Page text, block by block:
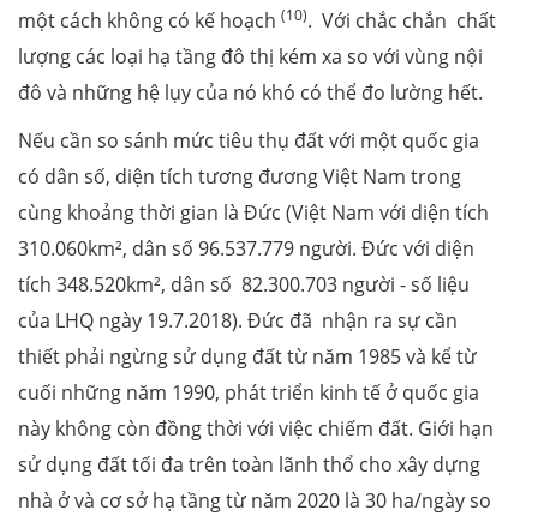
một cách không có kế hoạch (10). Với chắc chắn chất
lượng các loại hạ tầng đô thị kém xa so với vùng nội
đô và những hệ lụy của nó khó có thể đo lường hết.
Nếu cần so sánh mức tiêu thụ đất với một quốc gia
có dân số, diện tích tương đương Việt Nam trong
cùng khoảng thời gian là Đức (Việt Nam với diện tích
310.060km², dân số 96.537.779 người. Đức với diện
tích 348.520km², dân số 82.300.703 người - số liệu
của LHQ ngày 19.7.2018). Đức đã nhận ra sự cần
thiết phải ngừng sử dụng đất từ năm 1985 và kể từ
cuối những năm 1990, phát triển kinh tế ở quốc gia
này không còn đồng thời với việc chiếm đất. Giới hạn
sử dụng đất tối đa trên toàn lãnh thổ cho xây dựng
nhà ở và cơ sở hạ tầng từ năm 2020 là 30 ha/ngày so